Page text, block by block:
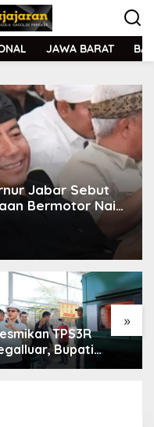
JAWA BARAT
Jabar Sebut
Bermotor Naik
»
TPS3R
Bupati
Sampah